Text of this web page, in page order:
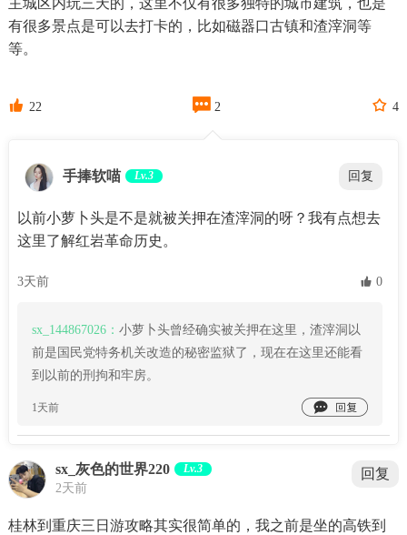
主城区内玩三天的，这里不仅有很多独特的城市建筑，也是
有很多景点是可以去打卡的，比如磁器口古镇和渣滓洞等
等。
 22  2  4
手捧软喵 Lv.3 回复
以前小萝卜头是不是就被关押在渣滓洞的呀？我有点想去
这里了解红岩革命历史。
3天前  0
sx_144867026： 小萝卜头曾经确实被关押在这里，渣滓洞以
前是国民党特务机关改造的秘密监狱了，现在在这里还能看
到以前的刑拘和牢房。
1天前 
sx_灰色的世界220 Lv.3
2天前
回复
桂林到重庆三日游攻略其实很简单的，我之前是坐的高铁到